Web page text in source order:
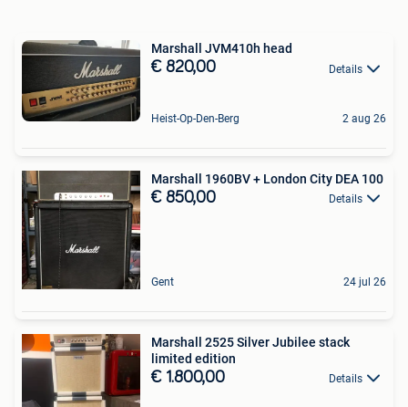
Marshall JVM410h head
€ 820,00 Details
Heist-Op-Den-Berg 2 aug 26
Marshall 1960BV + London City DEA 100
€ 850,00 Details
Gent 24 jul 26
Marshall 2525 Silver Jubilee stack
limited edition
€ 1.800,00 Details